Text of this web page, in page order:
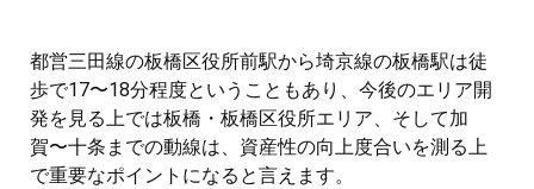
都営三田線の板橋区役所前駅から埼京線の板橋駅は徒
歩で17〜18分程度ということもあり、今後のエリア開
発を見る上では板橋・板橋区役所エリア、そして加
賀〜十条までの動線は、資産性の向上度合いを測る上
で重要なポイントになると言えます。